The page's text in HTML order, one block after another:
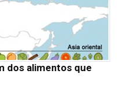
dos alimentos que